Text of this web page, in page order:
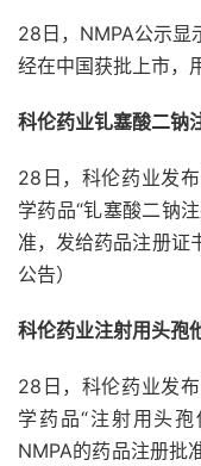
28日，NMPA公示显
经在中国获批上市，
科伦药业钆塞酸二钠
28日，科伦药业发
学药品“钆塞酸二钠
准，发给药品注册证
公告）
科伦药业注射用头孢
28日，科伦药业发
学药品“注射用头
NMPA的药品注册批